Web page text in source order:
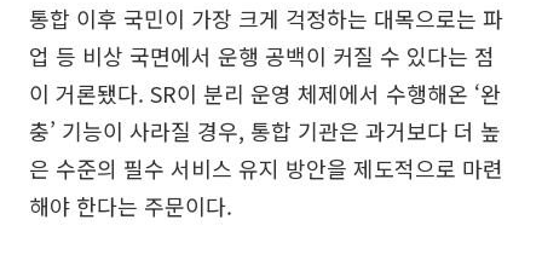
통합 이후 국민이 가장 크게 걱정하는 대목으로는 파
업 등 비상 국면에서 운행 공백이 커질 수 있다는 점
이 거론됐다. SR이 분리 운영 체제에서 수행해온 ‘완
충’ 기능이 사라질 경우, 통합 기관은 과거보다 더 높
은 수준의 필수 서비스 유지 방안을 제도적으로 마련
해야 한다는 주문이다.